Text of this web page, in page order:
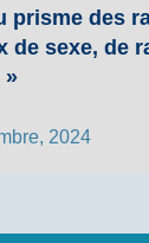
prisme des
de sexe, de
»
2024